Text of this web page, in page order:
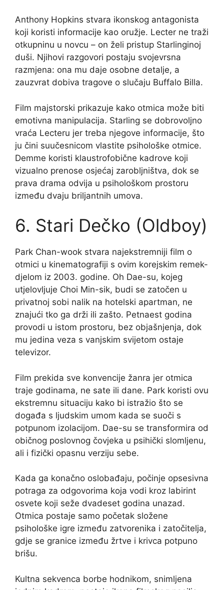
Anthony Hopkins stvara ikonskog antagonista
koji koristi informacije kao oružje. Lecter ne traži
otkupninu u novcu – on želi pristup Starlinginoj
duši. Njihovi razgovori postaju svojevrsna
razmjena: ona mu daje osobne detalje, a
zauzvrat dobiva tragove o slučaju Buffalo Billa.
Film majstorski prikazuje kako otmica može biti
emotivna manipulacija. Starling se dobrovoljno
vraća Lecteru jer treba njegove informacije, što
ju čini suučesnicom vlastite psihološke otmice.
Demme koristi klaustrofobične kadrove koji
vizualno prenose osjećaj zarobljništva, dok se
prava drama odvija u psihološkom prostoru
između dvaju briljantnih umova.
6. Stari Dečko (Oldboy)
Park Chan-wook stvara najekstremniji film o
otmici u kinematografiji s ovim korejskim remek-
djelom iz 2003. godine. Oh Dae-su, kojeg
utjelovljuje Choi Min-sik, budi se zatočen u
privatnoj sobi nalik na hotelski apartman, ne
znajući tko ga drži ili zašto. Petnaest godina
provodi u istom prostoru, bez objašnjenja, dok
mu jedina veza s vanjskim svijetom ostaje
televizor.
Film prekida sve konvencije žanra jer otmica
traje godinama, ne sate ili dane. Park koristi ovu
ekstremnu situaciju kako bi istražio što se
događa s ljudskim umom kada se suoči s
potpunom izolacijom. Dae-su se transformira od
običnog poslovnog čovjeka u psihički slomljenu,
ali i fizički opasnu verziju sebe.
Kada ga konačno oslobađaju, počinje opsesivna
potraga za odgovorima koja vodi kroz labirint
osvete koji seže dvadeset godina unazad.
Otmica postaje samo početak složene
psihološke igre između zatvorenika i zatočitelja,
gdje se granice između žrtve i krivca potpuno
brišu.
Kultna sekvenca borbe hodnikom, snimljena